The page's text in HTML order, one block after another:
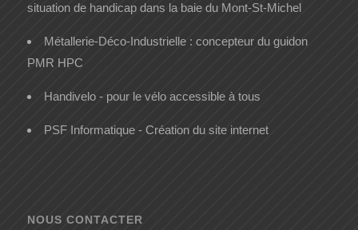
situation de handicap dans la baie du Mont-St-Michel
Métallerie-Déco-Industrielle : concepteur du guidon
PMR HPC
Handivelo - pour le vélo accessible à tous
PSF Informatique - Création du site internet
NOUS CONTACTER